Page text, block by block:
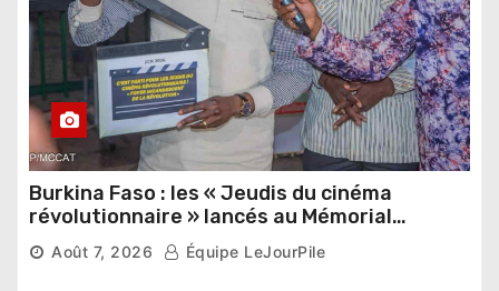
Burkina Faso : les « Jeudis du cinéma
révolutionnaire » lancés au Mémorial
Thomas Sankara
Août 7, 2026 Équipe LeJourPile